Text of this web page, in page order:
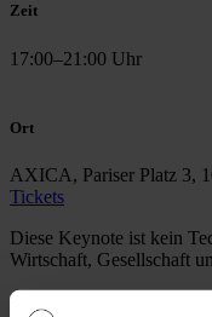
Zeit
17:00–21:00 Uhr
Ort
AXICA, Pariser Platz 3,
Tickets
Diese Keynote ist kein
Wirtschaft, Gesellschaft
Sven Göth